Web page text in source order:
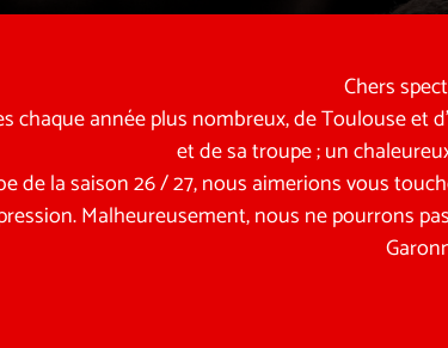
Chers
chaque année plus nombreux, de Toulouse et
et de sa troupe ; un
de la saison 26 / 27, nous aimerions vous
Malheureusement, nous ne pourrons